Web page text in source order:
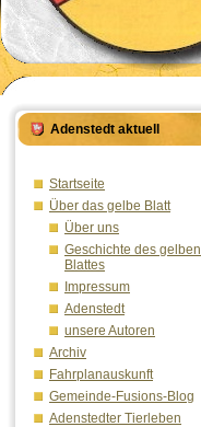
Adenstedt aktuell
Startseite
Über das gelbe Blatt
Über uns
Geschichte des gelben
Blattes
Impressum
Adenstedt
unsere Autoren
Archiv
Fahrplanauskunft
Gemeinde-Fusions-Blog
Adenstedter Tierleben